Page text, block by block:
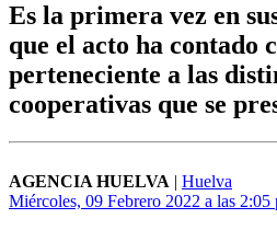
Es la primera vez en
que el acto ha contado
perteneciente a las
cooperativas que se
AGENCIA HUELVA | Huelva
Miércoles, 09 Febrero 2022 a las 2:05